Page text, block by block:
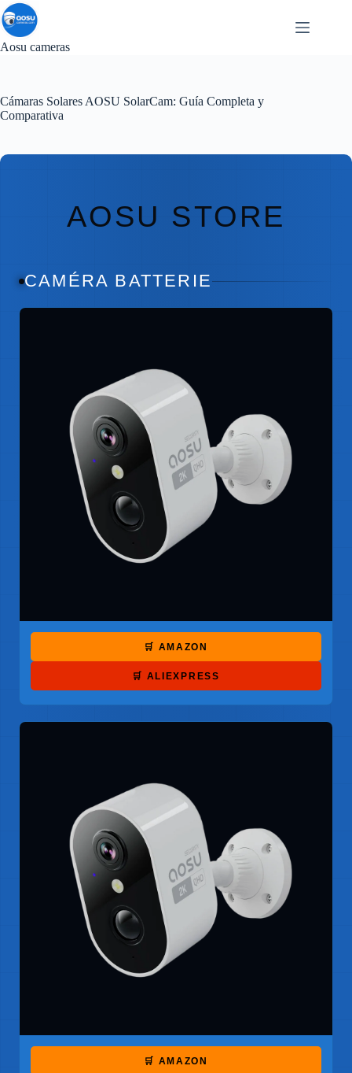
Saltar
al
contenido
Aosu cameras
Cámaras Solares AOSU SolarCam: Guía Completa y
Comparativa
AOSU STORE
CAMÉRA BATTERIE
🛒 AMAZON
🛒 ALIEXPRESS
🛒 AMAZON